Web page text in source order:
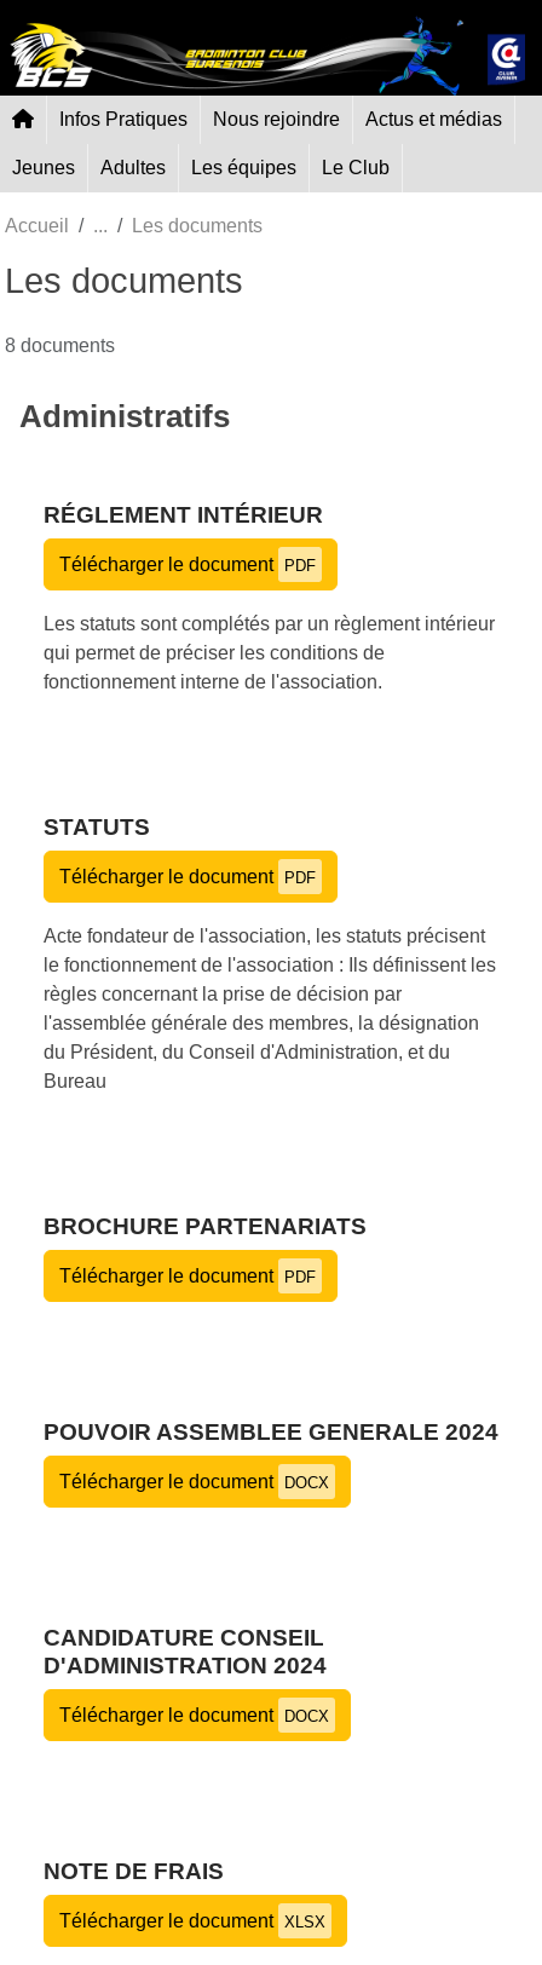
Infos Pratiques Nous rejoindre Actus et médias
Jeunes Adultes Les équipes Le Club
Accueil Les documents
Les documents
8 documents
Administratifs
RÉGLEMENT INTÉRIEUR
Télécharger le document PDF
Les statuts sont complétés par un règlement intérieur
qui permet de préciser les conditions de
fonctionnement interne de l'association.
STATUTS
Télécharger le document PDF
Acte fondateur de l'association, les statuts précisent
le fonctionnement de l'association : Ils définissent les
règles concernant la prise de décision par
l'assemblée générale des membres, la désignation
du Président, du Conseil d'Administration, et du
Bureau
BROCHURE PARTENARIATS
Télécharger le document PDF
POUVOIR ASSEMBLEE GENERALE 2024
Télécharger le document DOCX
CANDIDATURE CONSEIL
D'ADMINISTRATION 2024
Télécharger le document DOCX
NOTE DE FRAIS
Télécharger le document XLSX